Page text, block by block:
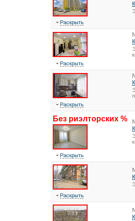
Раскрыть
Раскрыть
Раскрыть
Без риэлторских %
Раскрыть
Раскрыть